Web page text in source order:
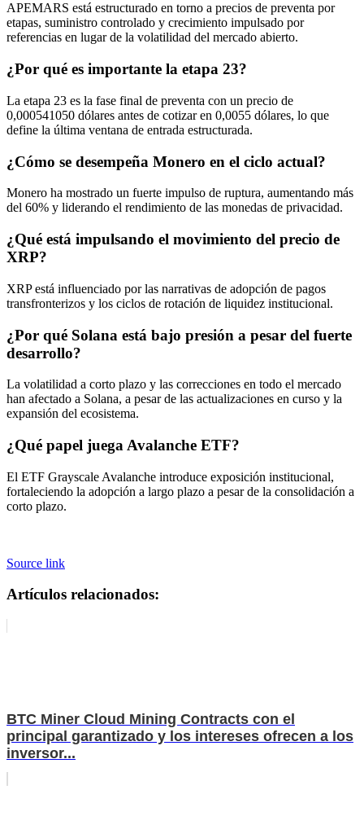
APEMARS está estructurado en torno a precios de preventa por
etapas, suministro controlado y crecimiento impulsado por
referencias en lugar de la volatilidad del mercado abierto.
¿Por qué es importante la etapa 23?
La etapa 23 es la fase final de preventa con un precio de
0,000541050 dólares antes de cotizar en 0,0055 dólares, lo que
define la última ventana de entrada estructurada.
¿Cómo se desempeña Monero en el ciclo actual?
Monero ha mostrado un fuerte impulso de ruptura, aumentando más
del 60% y liderando el rendimiento de las monedas de privacidad.
¿Qué está impulsando el movimiento del precio de
XRP?
XRP está influenciado por las narrativas de adopción de pagos
transfronterizos y los ciclos de rotación de liquidez institucional.
¿Por qué Solana está bajo presión a pesar del fuerte
desarrollo?
La volatilidad a corto plazo y las correcciones en todo el mercado
han afectado a Solana, a pesar de las actualizaciones en curso y la
expansión del ecosistema.
¿Qué papel juega Avalanche ETF?
El ETF Grayscale Avalanche introduce exposición institucional,
fortaleciendo la adopción a largo plazo a pesar de la consolidación a
corto plazo.
Source link
Artículos relacionados:
BTC Miner Cloud Mining Contracts con el
principal garantizado y los intereses ofrecen a los
inversor...